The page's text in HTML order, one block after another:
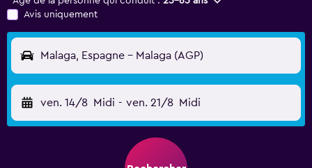
Avis uniquement
Malaga, Espagne - Malaga (AGP)
ven. 14/8 Midi - ven. 21/8 Midi